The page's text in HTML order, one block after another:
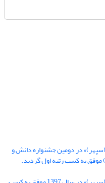
در دومین جشنواره دانش و